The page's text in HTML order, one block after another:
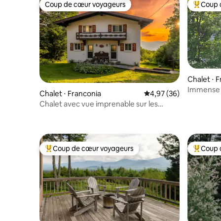
Coup de cœur voyageurs
Coup de cœur voyageurs
Chalet ⋅ Franconia Évaluation moyenne
4,97 (36)
Chalet avec vue imprenable sur les
Coups
Coup
Chalet ⋅
Coups de cœur voyageurs les plus appréciés
Coup de cœur voyageurs Coups
Coup